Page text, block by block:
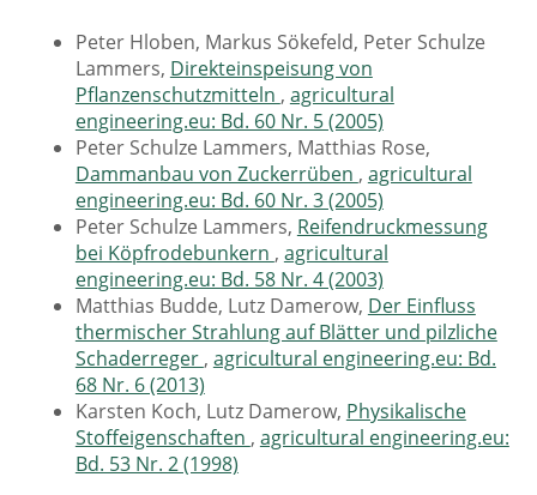
Peter Hloben, Markus Sökefeld, Peter Schulze
Lammers, Direkteinspeisung von
Pflanzenschutzmitteln , agricultural
engineering.eu: Bd. 60 Nr. 5 (2005)
Peter Schulze Lammers, Matthias Rose,
Dammanbau von Zuckerrüben , agricultural
engineering.eu: Bd. 60 Nr. 3 (2005)
Peter Schulze Lammers, Reifendruckmessung
bei Köpfrodebunkern , agricultural
engineering.eu: Bd. 58 Nr. 4 (2003)
Matthias Budde, Lutz Damerow, Der Einfluss
thermischer Strahlung auf Blätter und pilzliche
Schaderreger , agricultural engineering.eu: Bd.
68 Nr. 6 (2013)
Karsten Koch, Lutz Damerow, Physikalische
Stoffeigenschaften , agricultural engineering.eu:
Bd. 53 Nr. 2 (1998)